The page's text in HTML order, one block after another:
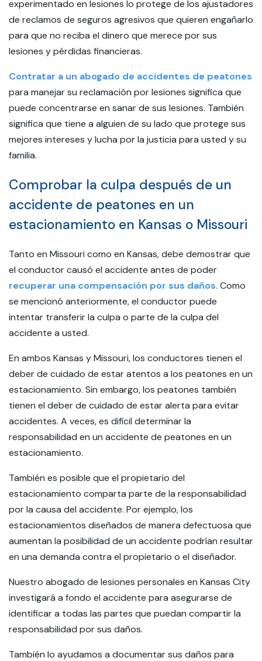
experimentado en lesiones lo protege de los ajustadores
de reclamos de seguros agresivos que quieren engañarlo
para que no reciba el dinero que merece por sus
lesiones y pérdidas financieras.
Contratar a un abogado de accidentes de peatones
para manejar su reclamación por lesiones significa que
puede concentrarse en sanar de sus lesiones. También
significa que tiene a alguien de su lado que protege sus
mejores intereses y lucha por la justicia para usted y su
familia.
Comprobar la culpa después de un
accidente de peatones en un
estacionamiento en Kansas o Missouri
Tanto en Missouri como en Kansas, debe demostrar que
el conductor causó el accidente antes de poder
recuperar una compensación por sus daños. Como
se mencionó anteriormente, el conductor puede
intentar transferir la culpa o parte de la culpa del
accidente a usted.
En ambos Kansas y Missouri, los conductores tienen el
deber de cuidado de estar atentos a los peatones en un
estacionamiento. Sin embargo, los peatones también
tienen el deber de cuidado de estar alerta para evitar
accidentes. A veces, es difícil determinar la
responsabilidad en un accidente de peatones en un
estacionamiento.
También es posible que el propietario del
estacionamiento comparta parte de la responsabilidad
por la causa del accidente. Por ejemplo, los
estacionamientos diseñados de manera defectuosa que
aumentan la posibilidad de un accidente podrían resultar
en una demanda contra el propietario o el diseñador.
Nuestro abogado de lesiones personales en Kansas City
investigará a fondo el accidente para asegurarse de
identificar a todas las partes que puedan compartir la
responsabilidad por sus daños.
También lo ayudamos a documentar sus daños para